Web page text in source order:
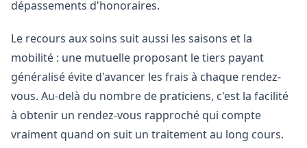
dépassements d'honoraires.
Le recours aux soins suit aussi les saisons et la
mobilité : une mutuelle proposant le tiers payant
généralisé évite d'avancer les frais à chaque rendez-
vous. Au-delà du nombre de praticiens, c'est la facilité
à obtenir un rendez-vous rapproché qui compte
vraiment quand on suit un traitement au long cours.